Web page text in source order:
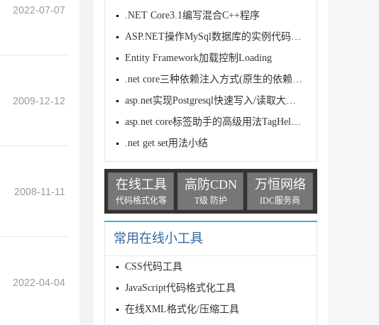
2022-07-07
2009-12-12
2008-11-11
2022-04-04
.NET Core3.1编写混合C++程序
ASP.NET操作MySql数据库的实例代码讲解
Entity Framework加载控制Loading
.net core三种依赖注入方式(原生的依赖注入器，scruto
asp.net实现Postgresql快速写入/读取大量数据实例
asp.net core标签助手的高级用法TagHelper+Form
.net get set用法小结
在线工具
代码格式化等
高防CDN
T级 防护
万恒网络
IDC服务商
常用在线小工具
CSS代码工具
JavaScript代码格式化工具
在线XML格式化/压缩工具